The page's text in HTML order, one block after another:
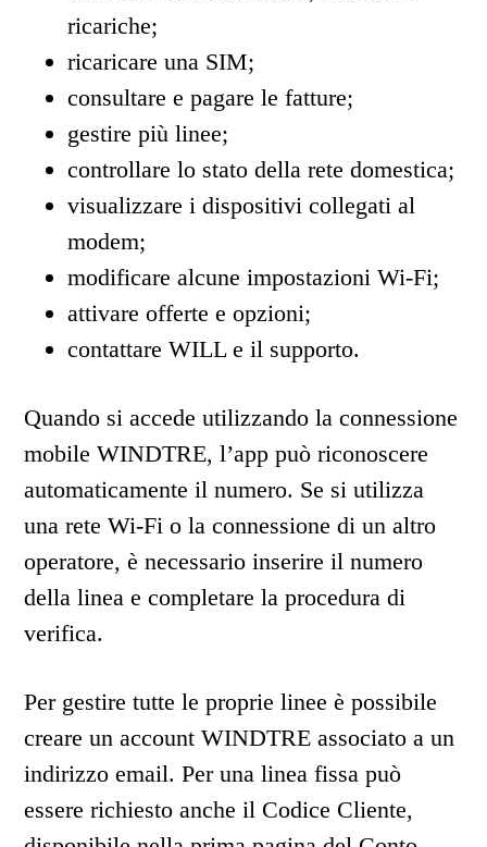
ricariche;
ricaricare una SIM;
consultare e pagare le fatture;
gestire più linee;
controllare lo stato della rete domestica;
visualizzare i dispositivi collegati al
modem;
modificare alcune impostazioni Wi-Fi;
attivare offerte e opzioni;
contattare WILL e il supporto.
Quando si accede utilizzando la connessione
mobile WINDTRE, l’app può riconoscere
automaticamente il numero. Se si utilizza
una rete Wi-Fi o la connessione di un altro
operatore, è necessario inserire il numero
della linea e completare la procedura di
verifica.
Per gestire tutte le proprie linee è possibile
creare un account WINDTRE associato a un
indirizzo email. Per una linea fissa può
essere richiesto anche il Codice Cliente,